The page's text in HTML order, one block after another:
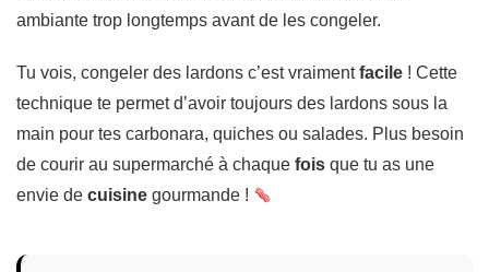
ambiante trop longtemps avant de les congeler.
Tu vois, congeler des lardons c’est vraimentfacile ! Cette
technique te permet d’avoir toujours des lardons sous la
main pour tes carbonara, quiches ou salades. Plus besoin
de courir au supermarché à chaque fois que tu as une
envie de cuisine gourmande !